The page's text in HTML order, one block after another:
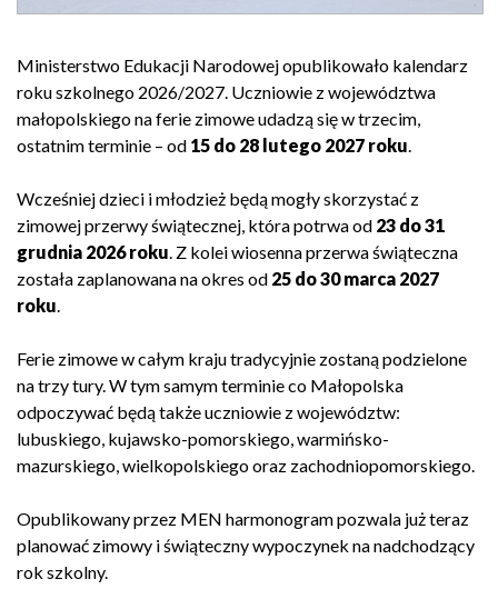
Ministerstwo Edukacji Narodowej opublikowało kalendarz
roku szkolnego 2026/2027. Uczniowie z województwa
małopolskiego na ferie zimowe udadzą się w trzecim,
ostatnim terminie – od 15 do 28 lutego 2027 roku.
Wcześniej dzieci i młodzież będą mogły skorzystać z
zimowej przerwy świątecznej, która potrwa od 23 do 31
grudnia 2026 roku. Z kolei wiosenna przerwa świąteczna
została zaplanowana na okres od 25 do 30 marca 2027
roku.
Ferie zimowe w całym kraju tradycyjnie zostaną podzielone
na trzy tury. W tym samym terminie co Małopolska
odpoczywać będą także uczniowie z województw:
lubuskiego, kujawsko-pomorskiego, warmińsko-
mazurskiego, wielkopolskiego oraz zachodniopomorskiego.
Opublikowany przez MEN harmonogram pozwala już teraz
planować zimowy i świąteczny wypoczynek na nadchodzący
rok szkolny.